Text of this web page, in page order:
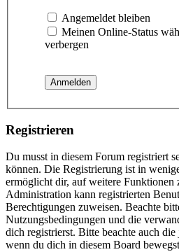
Angemeldet bleiben
Meinen Online-Status
verbergen
Registrieren
Du musst in diesem Forum registriert
können. Die Registrierung ist in
ermöglicht dir, auf weitere
Administration kann registrierten
Berechtigungen zuweisen. Beachte
Nutzungsbedingungen und die
dich registrierst. Bitte beachte auch
wenn du dich in diesem Board